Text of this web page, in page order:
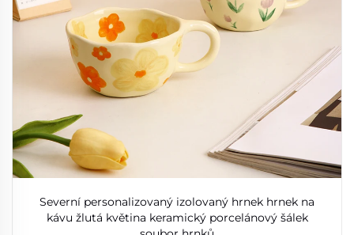
Severní personalizovaný izolovaný hrnek hrnek na
kávu žlutá květina keramický porcelánový šálek